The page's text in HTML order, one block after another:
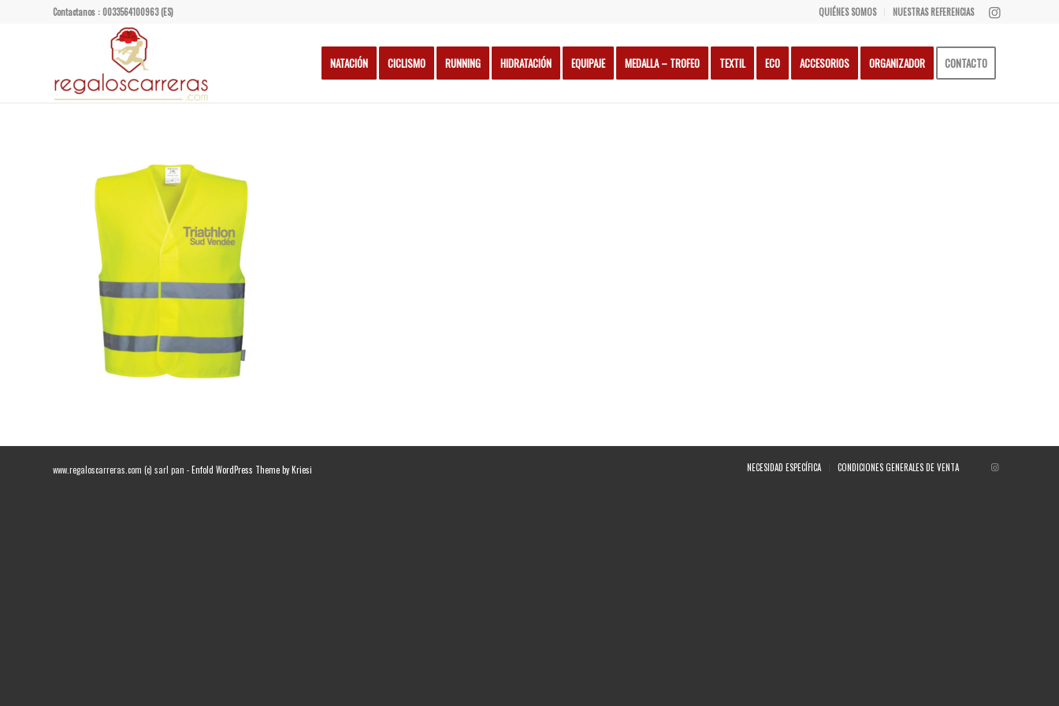
QUIÉNES SOMOS NUESTRAS REFERENCIAS
Contactanos : 0033564100963 (ES)
NATACIÓN CICLISMO RUNNING HIDRATACIÓN EQUIPAJE MEDALLA – TROFEO TEXTIL ECO ACCESORIOS ORGANIZADOR CONTACTO
www.regaloscarreras.com (c) sarl pan -Enfold WordPress Theme by Kriesi NECESIDAD ESPECÍFICA CONDICIONES GENERALES DE VENTA